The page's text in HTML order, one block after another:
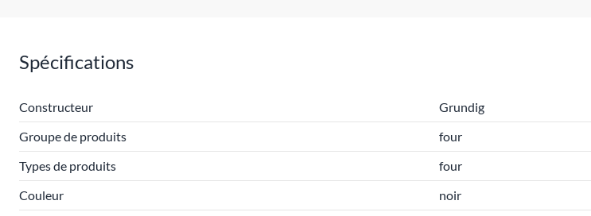
Spécifications
Constructeur
Grundig
Groupe de produits
four
Types de produits
four
Couleur
noir